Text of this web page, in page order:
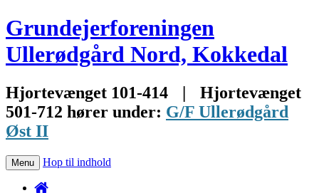
Grundejerforeningen
Ullerødgård Nord, Kokkedal
Hjortevænget 101-414 |
Hjortevænget
501-712 hører under: G/F Ullerødgård
Øst II
Menu Hop til indhold